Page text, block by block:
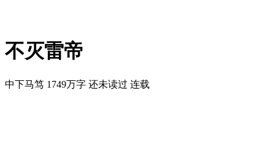
不灭雷帝
中下马笃 1749万字 还未读过 连载